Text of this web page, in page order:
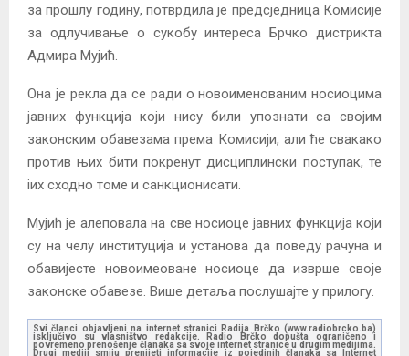
за прошлу годину, потврдила је предсједница Комисије
за одлучивање о сукобу интереса Брчко дистрикта
Адмира Мујић.
Она је рекла да се ради о новоименованим носиоцима
јавних функција који нису били упознати са својим
законским обавезама према Комисији, али ће свакако
против њих бити покренут дисциплински поступак, те
iих сходно томе и санкционисати.
Мујић је алеповала на све носиоце јавних функција који
су на челу институција и установа да поведу рачуна и
обавијесте новоимеоване носиоце да изврше своје
законске обавезе. Више детаља послушајте у прилогу.
Svi članci objavljeni na internet stranici Radija Brčko (www.radiobrcko.ba)
isključivo su vlasništvo redakcije. Radio Brčko dopušta ograničeno i
povremeno prenošenje članaka sa svoje internet stranice u drugim medijima.
Drugi mediji smiju prenijeti informacije iz pojedinih članaka sa Internet